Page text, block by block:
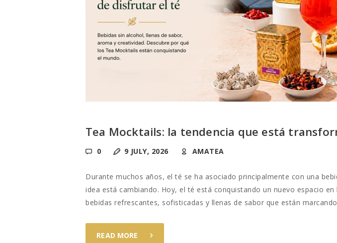
Tea Mocktails: la tendencia que está
0 9 JULY, 2026 AMATEA
Durante muchos años, el té se ha asociado principalmente con una
idea está cambiando. Hoy, el té está conquistando un nuevo espacio
bebidas refrescantes, sofisticadas y llenas de sabor que están
READ MORE